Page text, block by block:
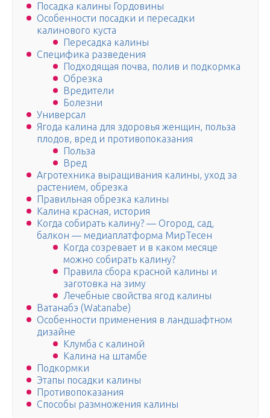
Посадка калины Гордовины
Особенности посадки и пересадки
калинового куста
Пересадка калины
Специфика разведения
Подходящая почва, полив и подкормка
Обрезка
Вредители
Болезни
Универсал
Ягода калина для здоровья женщин, польза
плодов, вред и противопоказания
Польза
Вред
Агротехника выращивания калины, уход за
растением, обрезка
Правильная обрезка калины
Калина красная, история
Когда собирать калину? — Огород, сад,
балкон — медиаплатформа МирТесен
Когда созревает и в каком месяце
можно собирать калину?
Правила сбора красной калины и
заготовка на зиму
Лечебные свойства ягод калины
Ватанабэ (Watanabe)
Особенности применения в ландшафтном
дизайне
Клумба с калиной
Калина на штамбе
Подкормки
Этапы посадки калины
Противопоказания
Способы размножения калины